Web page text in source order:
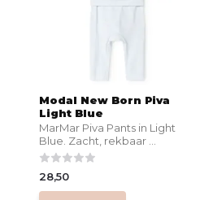
Modal New Born Piva
Light Blue
MarMar Piva Pants in Light
Blue. Zacht, rekbaar ...
28,50